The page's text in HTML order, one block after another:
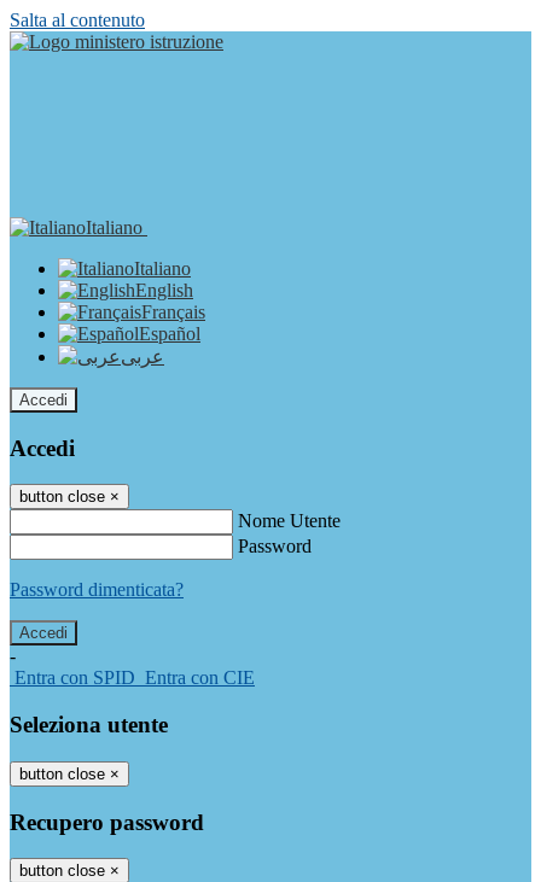
Salta al contenuto
Italiano
Italiano
English
Français
Español
عربى
Accedi
Accedi
button close ×
Nome Utente
Password
Password dimenticata?
-
Entra con SPID Entra con CIE
Seleziona utente
button close ×
Recupero password
button close ×